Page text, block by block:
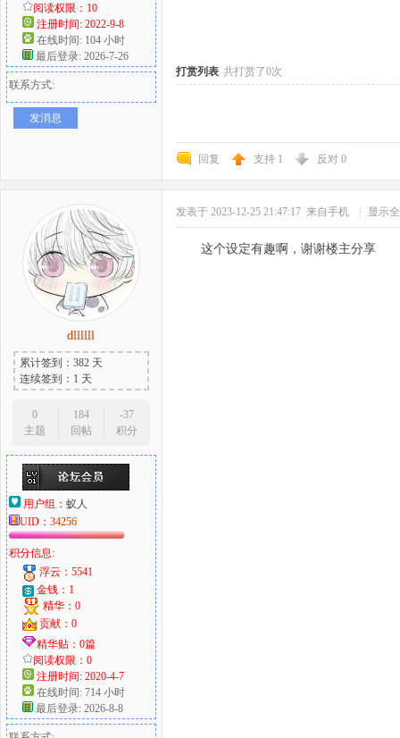
好
阅读权限：10
注册时间: 2022-9-8
在线时间: 104 小时
最后登录: 2026-7-26
联系方式:
发消息
打赏列表 共打赏了0次
回复 支持 1 反对 0
dllllll
累计签到：382 天
连续签到：1 天
0
主题
184
回帖
-37
积分
用户组： 蚁人
UID： 34256
积分信息:
浮云：5541
金钱：1
精华：0
贡献：0
精华贴：0篇
阅读权限：0
注册时间: 2020-4-7
在线时间: 714 小时
最后登录: 2026-8-8
发表于 2023-12-25 21:47:17 来自手机 显示
这个设定有趣啊，谢谢楼主分享